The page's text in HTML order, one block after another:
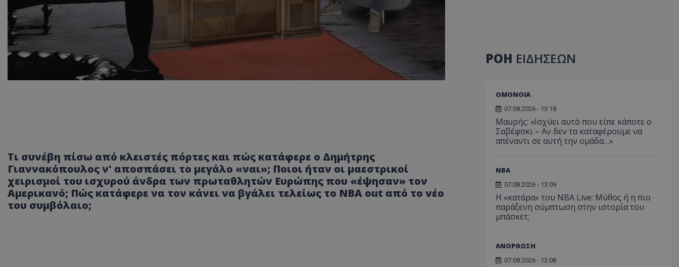
Τι συνέβη πίσω από κλειστές πόρτες και πώς κατάφερε ο Δημήτρης
Γιαννακόπουλος ν' αποσπάσει το μεγάλο «ναι»; Ποιοι ήταν οι μαεστρικοί
χειρισμοί του ισχυρού άνδρα των πρωταθλητών Ευρώπης που «έψησαν» τον
Αμερικανό; Πώς κατάφερε να τον κάνει να βγάλει τελείως το ΝΒΑ out από το νέο
του συμβόλαιο;
ΡΟΗ ΕΙΔΗΣΕΩΝ
ΟΜΟΝΟΙΑ
07.08.2026 - 13:18
Μαυρής: «Ισχύει αυτό που είπε κάποτε ο
Σαβέφσκι – Αν δεν τα καταφέρουμε να
απέναντι σε αυτή την ομάδα…»
NBA
07.08.2026 - 13:09
Η «κατάρα» του NBA Live: Μύθος ή η πιο
παράξενη σύμπτωση στην ιστορία του
μπάσκετ;
ΑΝΟΡΘΩΣΗ
07.08.2026 - 13:08